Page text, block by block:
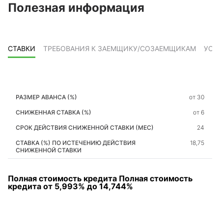
Полезная информация
СТАВКИ ТРЕБОВАНИЯ К ЗАЕМЩИКУ/СОЗАЕМЩИКАМ
от 30
от 6
24
18,75
Полная стоимость кредита Полная стоимость
кредита от 5,993% до 14,744%